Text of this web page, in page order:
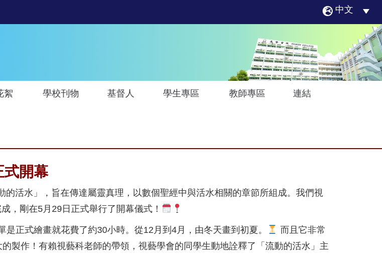
中文
絮 學校刊物 基督人 學生專區 教師專區 連結
開幕
活水」，旨在傳達屬靈真理，以數個聖經中與活水相關的章節所組成。我們視
，剛在5月29日正式舉行了開幕儀式！
正式繪畫就花費了約30小時。從12月到4月，由冬天畫到初夏。
而且它非常
製作！有賴視藝科老師的帶領，視藝學會的同學生動地詮釋了「流動的活水」主